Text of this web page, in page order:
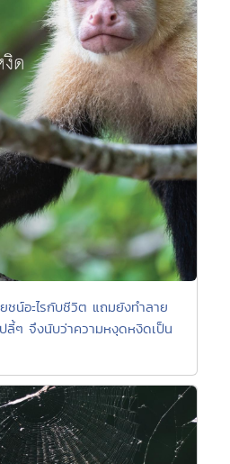
ชน์อะไรกับชีวิต แถมยังทำลาย
ๆ จึงนับว่าความหงุดหงิดเป็น